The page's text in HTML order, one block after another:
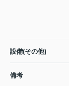
設備(その他)
備考